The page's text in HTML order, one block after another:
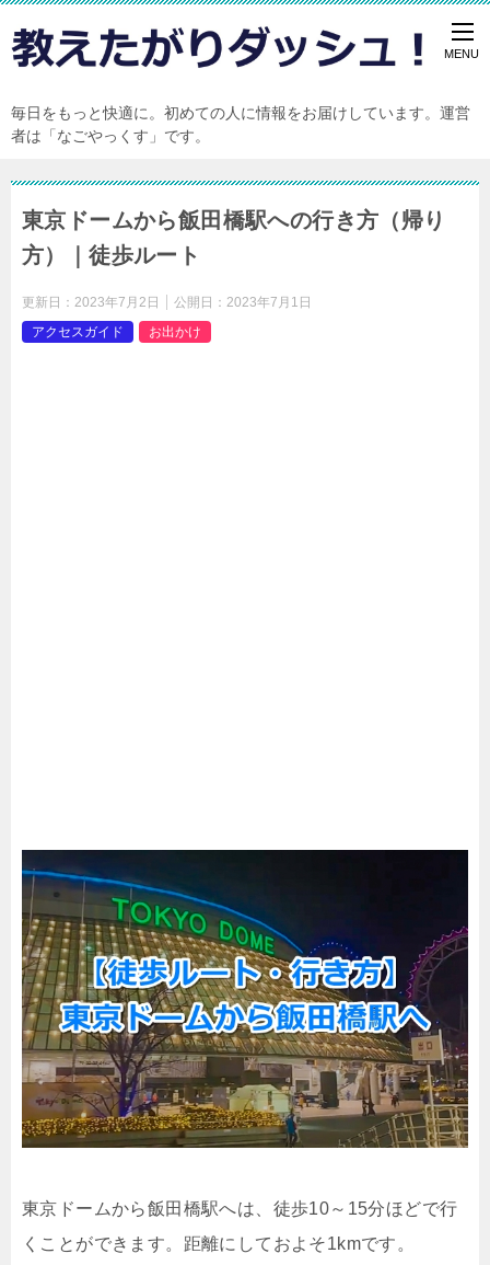
毎日をもっと快適に。初めての人に情報をお届けしています。運営
者は「なごやっくす」です。
東京ドームから飯田橋駅への行き方（帰り
方）｜徒歩ルート
更新日： 2023年7月2日 公開日： 2023年7月1日
アクセスガイド
お出かけ
東京ドームから飯田橋駅へは、徒歩10～15分ほどで行
くことができます。距離にしておよそ1kmです。